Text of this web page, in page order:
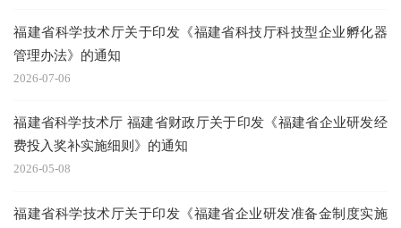
福建省科学技术厅关于印发《福建省科技厅科技型企业孵化器
管理办法》的通知
2026-07-06
福建省科学技术厅 福建省财政厅关于印发《福建省企业研发经
费投入奖补实施细则》的通知
2026-05-08
福建省科学技术厅关于印发《福建省企业研发准备金制度实施